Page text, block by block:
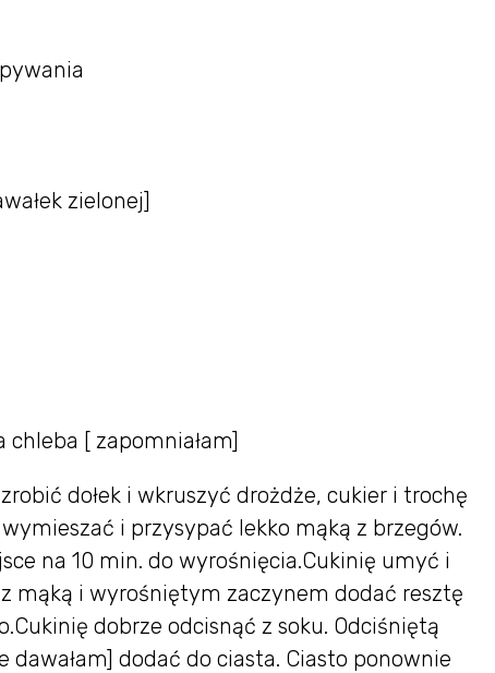
zielonej]
[ zapomniałam]
dołek i wkruszyć drożdże, cukier i trochę
i przysypać lekko mąką z brzegów.
na 10 min. do wyrośnięcia.Cukinię umyć i
mąką i wyrośniętym zaczynem dodać resztę
dobrze odcisnąć z soku. Odciśniętą
dodać do ciasta. Ciasto ponownie